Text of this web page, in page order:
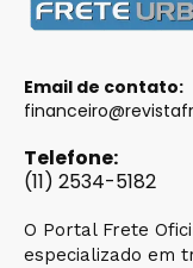
Email de contato:
Telefone:
(11) 2534-5182
O Portal Frete
especializado em